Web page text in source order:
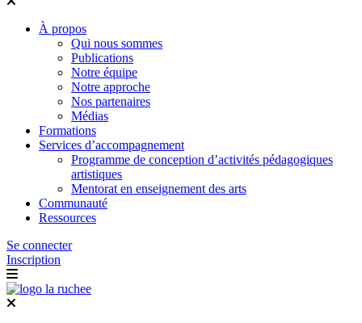
À propos
Qui nous sommes
Publications
Notre équipe
Notre approche
Nos partenaires
Médias
Formations
Services d’accompagnement
Programme de conception d’activités pédagogiques
artistiques
Mentorat en enseignement des arts
Communauté
Ressources
Se connecter
Inscription